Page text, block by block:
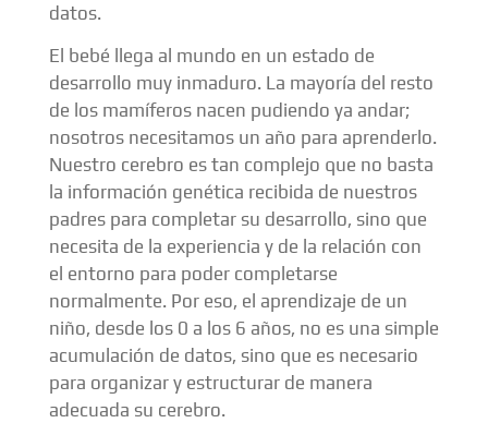
datos.
El bebé llega al mundo en un estado de
desarrollo muy inmaduro. La mayoría del resto
de los mamíferos nacen pudiendo ya andar;
nosotros necesitamos un año para aprenderlo.
Nuestro cerebro es tan complejo que no basta
la información genética recibida de nuestros
padres para completar su desarrollo, sino que
necesita de la experiencia y de la relación con
el entorno para poder completarse
normalmente. Por eso, el aprendizaje de un
niño, desde los 0 a los 6 años, no es una simple
acumulación de datos, sino que es necesario
para organizar y estructurar de manera
adecuada su cerebro.